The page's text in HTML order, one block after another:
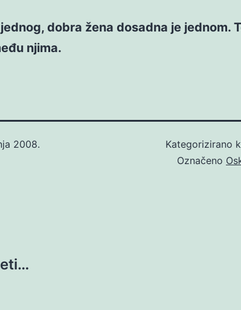
dobra žena dosadna je jednom.
njima.
2008.
Kategorizirano
Označeno